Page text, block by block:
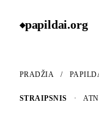
◆papildai.org
PRADŽIA /
STRAIPSNIS ·